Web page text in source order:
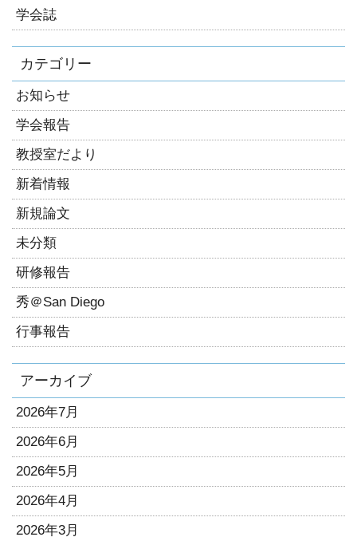
学会誌
カテゴリー
お知らせ
学会報告
教授室だより
新着情報
新規論文
未分類
研修報告
秀＠San Diego
行事報告
アーカイブ
2026年7月
2026年6月
2026年5月
2026年4月
2026年3月